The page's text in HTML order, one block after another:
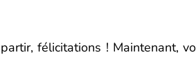
félicitations ! Maintenant,